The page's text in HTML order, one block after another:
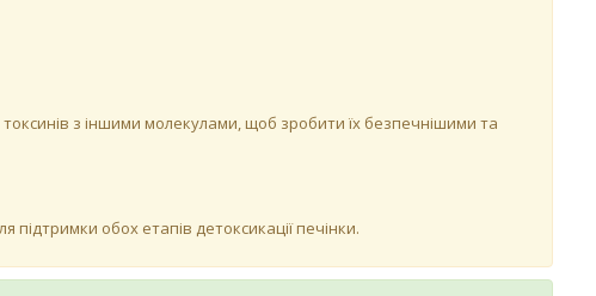
з іншими молекулами, щоб зробити їх безпечнішими та
обох етапів детоксикації печінки.